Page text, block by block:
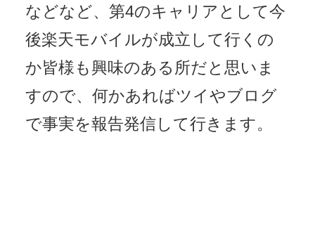
などなど、第4のキャリアとして今
後楽天モバイルが成立して行くの
か皆様も興味のある所だと思いま
すので、何かあればツイやブログ
で事実を報告発信して行きます。